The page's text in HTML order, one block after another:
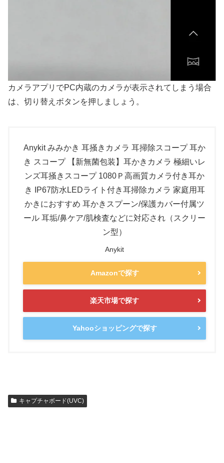
カメラアプリでPC内蔵のカメラが表示されてしまう場合
は、切り替えボタンを押しましょう。
Anykit みみかき 耳掻きカメラ 耳掃除スコープ 耳か
き スコープ 【新無菌包装】耳かきカメラ 極細いレ
ンズ耳掻きスコープ 1080Ｐ高画質カメラ付き耳か
き IP67防水LEDライト付き耳掃除カメラ 家庭用耳
かきにおすすめ 耳かきスプーン/保護カバー付属ツ
ール 耳垢/鼻ケア/肌検査などに対応され（スクリー
ン型）
Anykit
Amazonで探す
楽天市場で探す
Yahooショッピングで探す
キャプチャボード(UVC)